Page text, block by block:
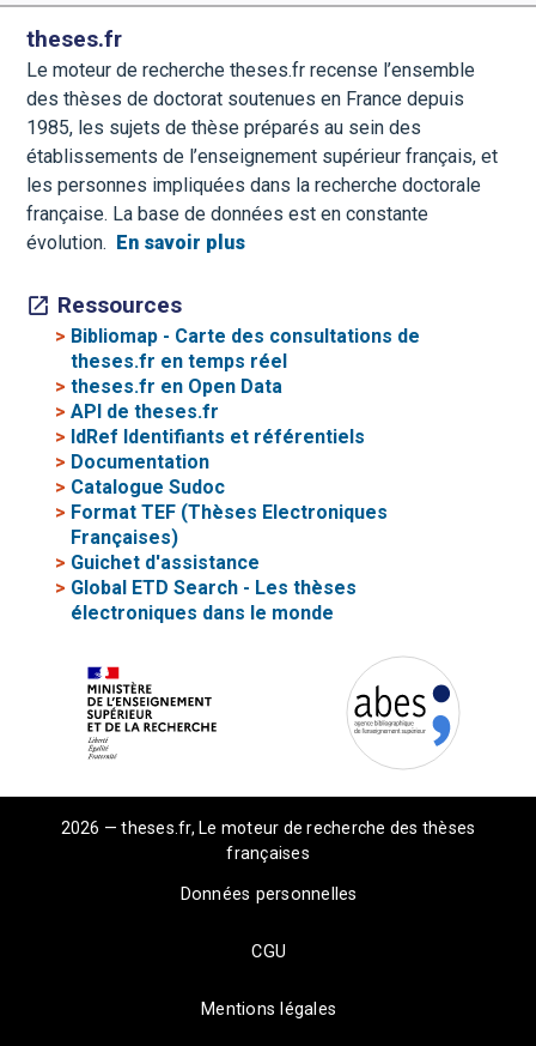
theses.fr
Le moteur de recherche theses.fr recense l’ensemble
des thèses de doctorat soutenues en France depuis
1985, les sujets de thèse préparés au sein des
établissements de l’enseignement supérieur français, et
les personnes impliquées dans la recherche doctorale
française. La base de données est en constante
évolution.
En savoir plus
Ressources
> Bibliomap - Carte des consultations de
theses.fr en temps réel
>theses.fr en Open Data
>API de theses.fr
> IdRef Identifiants et référentiels
> Documentation
> Catalogue Sudoc
> Format TEF (Thèses Electroniques
Françaises)
> Guichet d'assistance
> Global ETD Search - Les thèses
électroniques dans le monde
2026 — theses.fr, Le moteur de recherche des thèses
françaises
Données personnelles
CGU
Mentions légales